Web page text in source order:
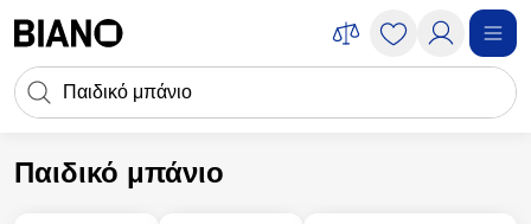
Πεδίο αναζήτησης
Παιδικό μπάνιο
Για παιδιά Παιδικό μπάνιο